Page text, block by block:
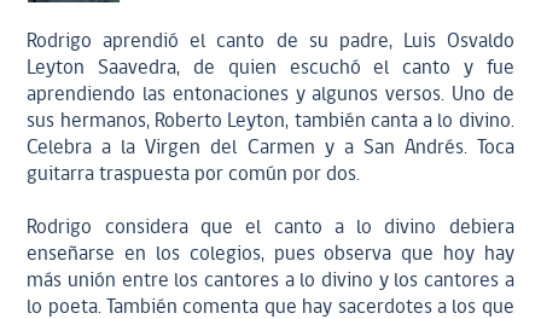
Rodrigo aprendió el canto de su padre, Luis Osvaldo
Leyton Saavedra, de quien escuchó el canto y fue
aprendiendo las entonaciones y algunos versos. Uno de
sus hermanos, Roberto Leyton, también canta a lo divino.
Celebra a la Virgen del Carmen y a San Andrés. Toca
guitarra traspuesta por común por dos.
Rodrigo considera que el canto a lo divino debiera
enseñarse en los colegios, pues observa que hoy hay
más unión entre los cantores a lo divino y los cantores a
lo poeta. También comenta que hay sacerdotes a los que